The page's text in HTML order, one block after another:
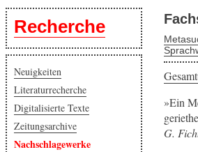
Ein
G.
Recherche
Neuigkeiten
Literaturrecherche
Digitalisierte Texte
Zeitungsarchive
Nachschlagewerke